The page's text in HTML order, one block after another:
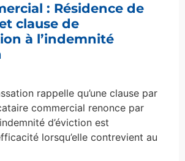
: Résidence de
clause de
à l’indemnité
rappelle qu’une clause par
commercial renonce par
d’éviction est
lorsqu’elle contrevient au